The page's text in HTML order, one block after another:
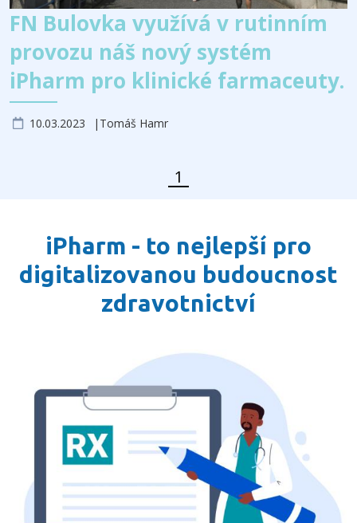
FN Bulovka využívá v rutinním
provozu náš nový systém
iPharm pro klinické farmaceuty.
10.03.2023 Tomáš Hamr
Předchozí stránka
Stránka
1
iPharm - to nejlepší pro
digitalizovanou budoucnost
zdravotnictví